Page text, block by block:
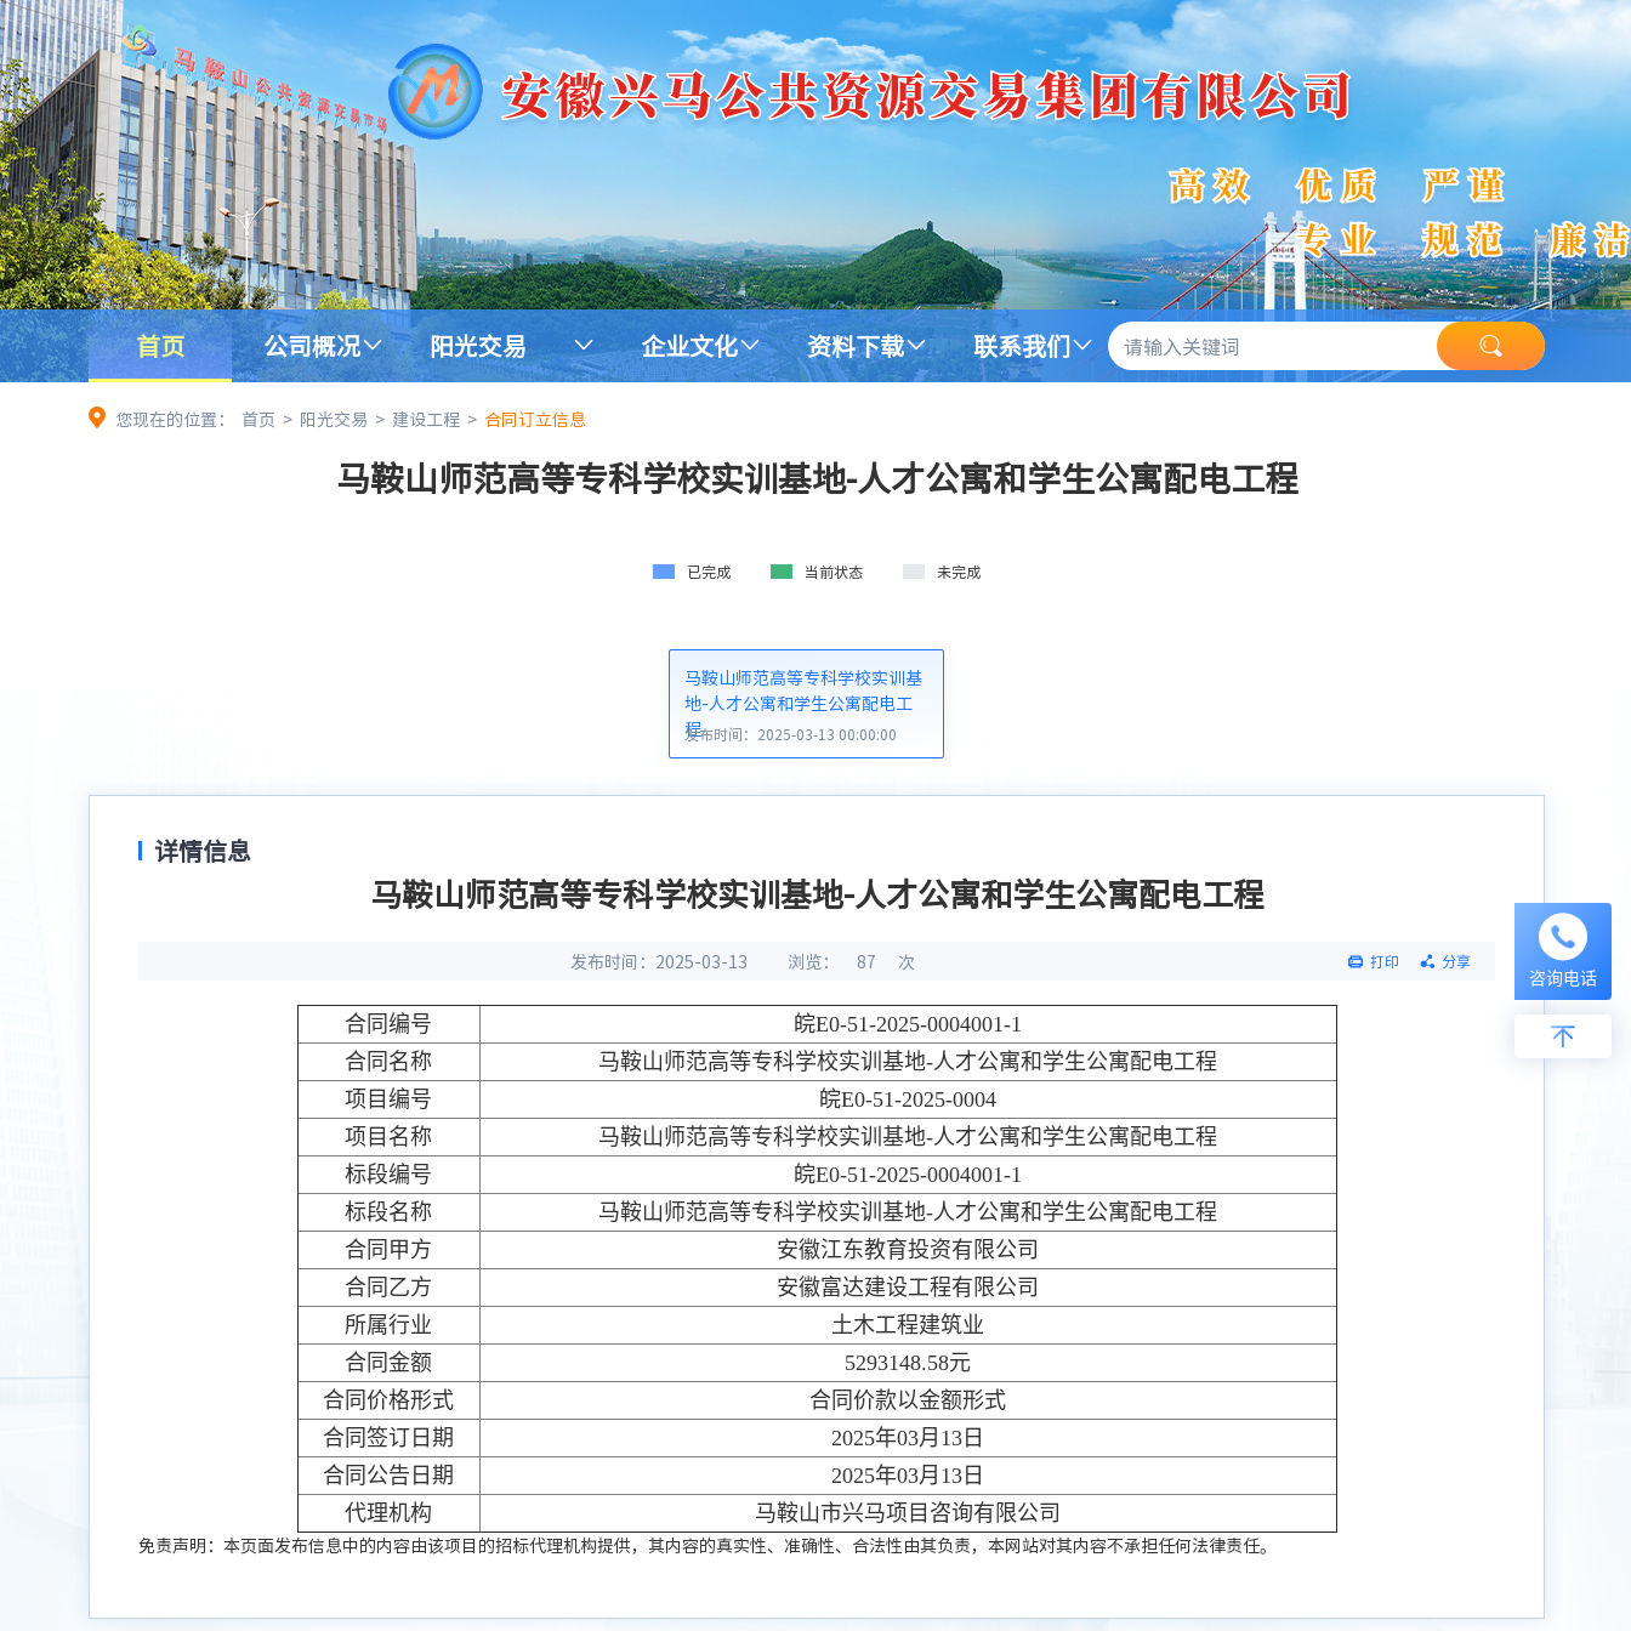
首页 公司概况 阳光交易 企业文化 资料下载 联系我们
您现在的位置： 首页 > 阳光交易 > 建设工程 > 合同订立信息
马鞍山师范高等专科学校实训基地-人才公寓和学生公寓配电工程
已完成 当前状态 未完成
马鞍山师范高等专科学校实训基
地-人才公寓和学生公寓配电工
程
发布时间：2025-03-13 00:00:00
详情信息
马鞍山师范高等专科学校实训基地-人才公寓和学生公寓配电工程
发布时间：2025-03-13 浏览： 87 次 打印 分享
合同编号
皖E0-51-2025-0004001-1
合同名称
马鞍山师范高等专科学校实训基地-人才公寓和学生公寓配电工程
项目编号
皖E0-51-2025-0004
项目名称
马鞍山师范高等专科学校实训基地-人才公寓和学生公寓配电工程
标段编号
皖E0-51-2025-0004001-1
标段名称
马鞍山师范高等专科学校实训基地-人才公寓和学生公寓配电工程
合同甲方
安徽江东教育投资有限公司
合同乙方
安徽富达建设工程有限公司
所属行业
土木工程建筑业
合同金额
5293148.58元
合同价格形式
合同价款以金额形式
合同签订日期
2025年03月13日
合同公告日期
2025年03月13日
代理机构
马鞍山市兴马项目咨询有限公司
免责声明：本页面发布信息中的内容由该项目的招标代理机构提供，其内容的真实性、准确性、合法性由其负责，本网站对其内容不承担任何法律责任。
咨询电话